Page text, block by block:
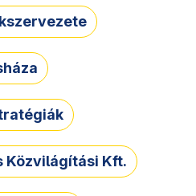
Közvilágítási Kft.